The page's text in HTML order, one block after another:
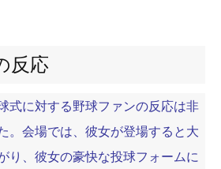
反応
式に対する野球ファンの反応は非
。会場では、彼女が登場すると大
り、彼女の豪快な投球フォームに